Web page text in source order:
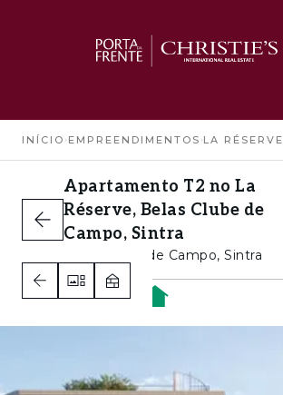
INÍCIO › EMPREENDIMENTOS ›LA RÉSERVE
Apartamento T2 no La
Réserve, Belas Clube de
Campo, Sintra
Belas Clube de Campo, Sintra
2 1